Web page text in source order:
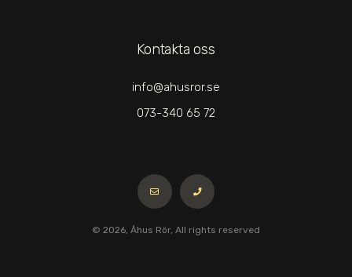
© 2026, Åhus Rör, All rights reserved
Kontakta oss
info@ahusror.se
073-340 65 72